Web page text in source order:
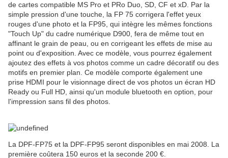
de cartes compatible MS Pro et PRo Duo, SD, CF et xD. Par la
simple pression d'une touche, la FP 75 corrigera l'effet yeux
rouges d'une photo et la FP95, qui intègre les mêmes fonctions
"Touch Up" du cadre numérique D900, fera de même tout en
affinant le grain de peau, ou en corrigeant les effets de mise au
point ou d'exposition. Avec ce modèle, vous pourrez également
ajoutez des effets à vos photos comme un cadre décoratif ou des
motifs en premier plan. Ce modèle comporte également une
prise HDMI pour le visionnage direct de vos photos un écran HD
Ready ou Full HD, ainsi qu'un module bluetooth en option, pour
l'impression sans fil des photos.
La DPF-FP75 et la DPF-FP95 seront disponibles en mai 2008. La
première coûtera 150 euros et la seconde 200 €.